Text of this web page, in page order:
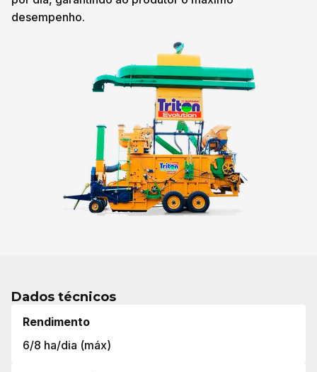
desempenho.
Dados técnicos
Rendimento
6/8 ha/dia (máx)